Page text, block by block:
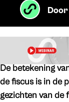
De betekening
de fiscus is in de
gezichten van de